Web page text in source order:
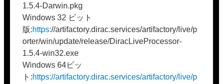
1.5.4-Darwin.pkg
Windows 32 ビット
版:https://artifactory.dirac.services/artifactory/live/p
orter/win/update/release/DiracLiveProcessor-
1.5.4-win32.exe
Windows 64ビッ
ト:https://artifactory.dirac.services/artifactory/live/p